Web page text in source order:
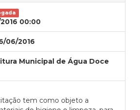
00:00
06/2016
Municipal de Água Doce
tem como objeto a